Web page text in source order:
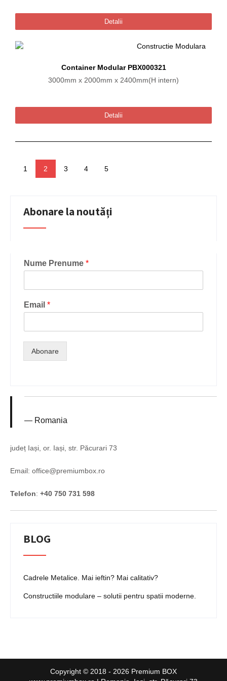
Detalii
Container Modular PBX000321
3000mm x 2000mm x 2400mm(H intern)
Detalii
1 2 3 4 5
Abonare la noutăți
Nume Prenume *
Email *
Abonare
Romania
județ Iași, or. Iași, str. Păcurari 73
Email: office@premiumbox.ro
Telefon: +40 750 731 598
BLOG
Cadrele Metalice. Mai ieftin? Mai calitativ?
Constructiile modulare – solutii pentru spatii moderne.
Copyright © 2018 - 2026 Premium BOX